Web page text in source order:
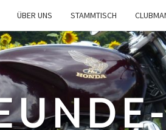
ÜBER UNS STAMMTISCH